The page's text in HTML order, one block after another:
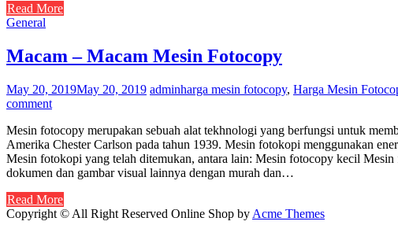
Read More
General
Macam – Macam Mesin Fotocopy
May 20, 2019May 20, 2019 adminharga mesin fotocopy, Harga Mesin
comment
Mesin fotocopy merupakan sebuah alat tekhnologi yang berfungsi untuk
Amerika Chester Carlson pada tahun 1939. Mesin fotokopi menggunakan
Mesin fotokopi yang telah ditemukan, antara lain: Mesin fotocopy kecil
dokumen dan gambar visual lainnya dengan murah dan…
Read More
Copyright © All Right Reserved Online Shop by Acme Themes